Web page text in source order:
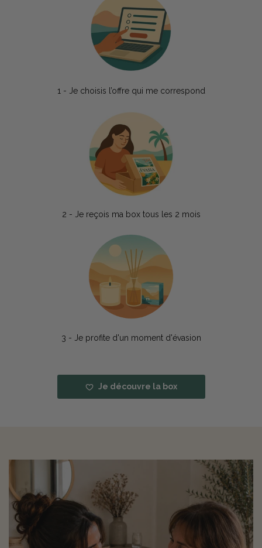
1 - Je choisis l’offre qui me correspond
2 - Je reçois ma box tous les 2 mois
3 - Je profite d'un moment d'évasion
Je découvre la box